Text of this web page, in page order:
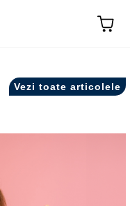
Vezi toate articolele